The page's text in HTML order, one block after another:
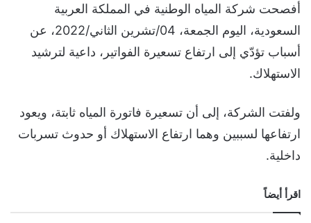
أفصحت شركة المياه الوطنية في المملكة العربية
السعودية، اليوم الجمعة، 04/تشرين الثاني/2022، عن
أسباب تؤدّي إلى ارتفاع تسعيرة الفواتير، داعية لترشيد
الاستهلاك.
ولفتت الشركة، إلى أن تسعيرة فاتورة المياه ثابتة، ويعود
ارتفاعها لسببين وهما ارتفاع الاستهلاك أو حدوث تسربات
داخلية.
اقرأ أيضاً